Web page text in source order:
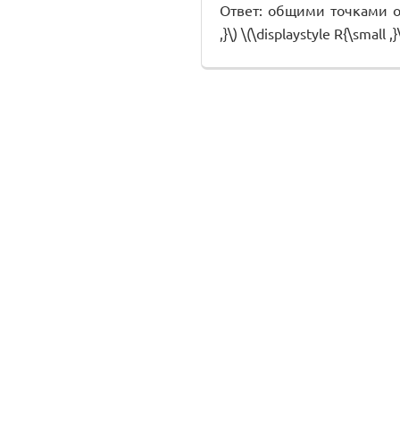
Ответ: общими точками
,}\) \(\displaystyle R{\small